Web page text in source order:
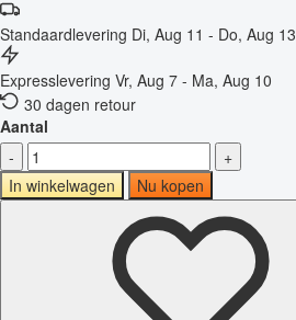
Standaardlevering Di, Aug 11 - Do, Aug 13
Expresslevering Vr, Aug 7 - Ma, Aug 10
30 dagen retour
Aantal
-
+
In winkelwagen
Nu kopen